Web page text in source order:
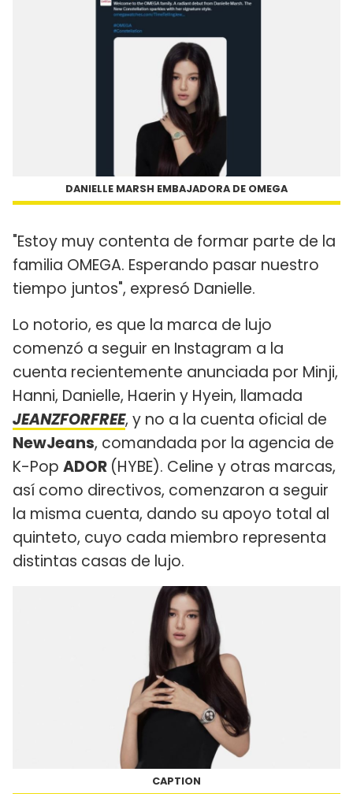
DANIELLE MARSH EMBAJADORA DE OMEGA
"Estoy muy contenta de formar parte de la
familia OMEGA. Esperando pasar nuestro
tiempo juntos", expresó Danielle.
Lo notorio, es que la marca de lujo
comenzó a seguir en Instagram a la
cuenta recientemente anunciada por Minji,
Hanni, Danielle, Haerin y Hyein, llamada
JEANZFORFREE, y no a la cuenta oficial de
NewJeans, comandada por la agencia de
K-Pop ADOR (HYBE). Celine y otras marcas,
así como directivos, comenzaron a seguir
la misma cuenta, dando su apoyo total al
quinteto, cuyo cada miembro representa
distintas casas de lujo.
CAPTION